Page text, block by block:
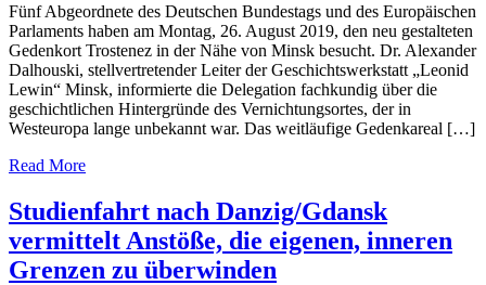
Fünf Abgeordnete des Deutschen Bundestags und des Europäischen
Parlaments haben am Montag, 26. August 2019, den neu gestalteten
Gedenkort Trostenez in der Nähe von Minsk besucht. Dr. Alexander
Dalhouski, stellvertretender Leiter der Geschichtswerkstatt „Leonid
Lewin“ Minsk, informierte die Delegation fachkundig über die
geschichtlichen Hintergründe des Vernichtungsortes, der in
Westeuropa lange unbekannt war. Das weitläufige Gedenkareal […]
Read More
Studienfahrt nach Danzig/Gdansk
vermittelt Anstöße, die eigenen, inneren
Grenzen zu überwinden